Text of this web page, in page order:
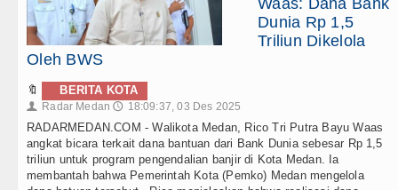
Waas: Dana Bank
Dunia Rp 1,5
Triliun Dikelola
Oleh BWS
🔖 BERITA KOTA
👤 Radar Medan 🕔 18:09:37, 03 Des 2025
RADARMEDAN.COM - Walikota Medan, Rico Tri Putra Bayu Waas
angkat bicara terkait dana bantuan dari Bank Dunia sebesar Rp 1,5
triliun untuk program pengendalian banjir di Kota Medan. Ia
membantah bahwa Pemerintah Kota (Pemko) Medan mengelola